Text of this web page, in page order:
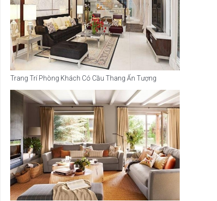
Trang Trí Phòng Khách Có Cầu Thang Ấn Tượng